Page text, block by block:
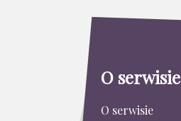
O serwisie
O serwisie